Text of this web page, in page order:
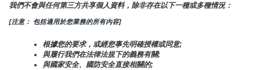
我們不會與任何第三方共享個人資料，除非存在以下一種或多種情況：
[注意： 包括適用於您業務的所有內容]
根據您的要求，或經您事先明確授權或同意;
與履行我們在法律法規下的義務有關;
與國家安全、國防安全直接相關的;